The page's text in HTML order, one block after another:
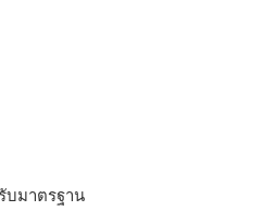
บมาตรฐาน